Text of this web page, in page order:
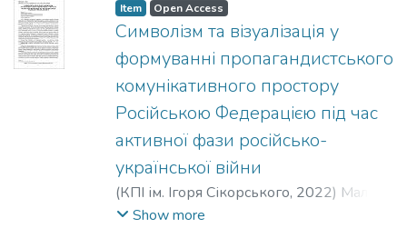
Item Open Access
Символізм та візуалізація у
формуванні пропагандистського
комунікативного простору
Російською Федерацією під час
активної фази російсько-
української війни
(КПІ ім. Ігоря Сікорського, 2022) Малик,
І. Р.Show more